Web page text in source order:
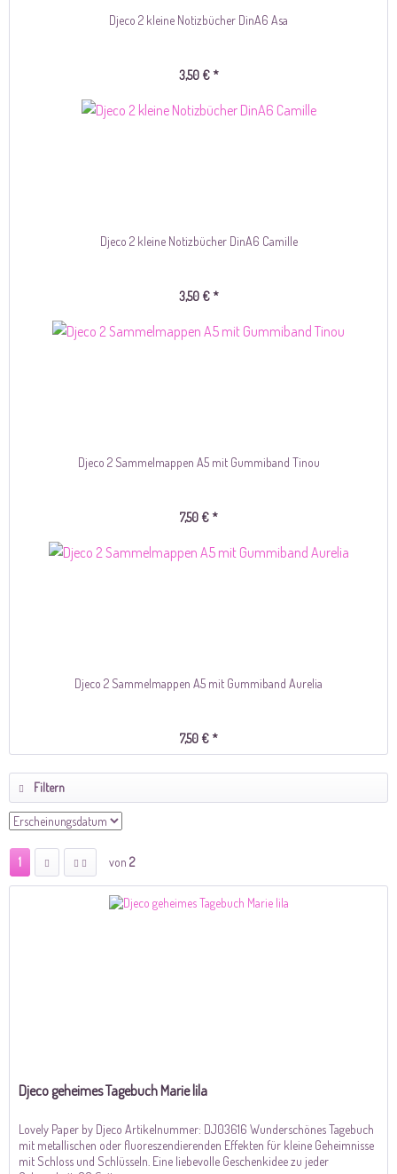
Djeco 2 kleine Notizbücher DinA6 Asa
3,50 € *
Djeco 2 kleine Notizbücher DinA6 Camille
3,50 € *
Djeco 2 Sammelmappen A5 mit Gummiband Tinou
7,50 € *
Djeco 2 Sammelmappen A5 mit Gummiband Aurelia
7,50 € *
Filtern
1 von 2
Djeco geheimes Tagebuch Marie lila
Lovely Paper by Djeco Artikelnummer: DJ03616 Wunderschönes Tagebuch
mit metallischen oder fluoreszendierenden Effekten für kleine Geheimnisse
mit Schloss und Schlüsseln. Eine liebevolle Geschenkidee zu jeder